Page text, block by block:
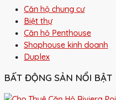
Căn hộ chung cư
Biệt thự
Căn hộ Penthouse
Shophouse kinh doanh
Duplex
BẤT ĐỘNG SẢN NỔI BẬT